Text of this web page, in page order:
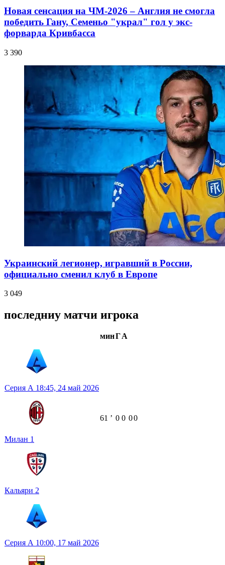
Новая сенсация на ЧМ-2026 – Англия не смогла
победить Гану, Семеньо "украл" гол у экс-
форварда Кривбасса
3 390
Украинский легионер, игравший в России,
официально сменил клуб в Европе
3 049
последниу матчи игрока
минГА
Серия А 18:45, 24 май 2026
Милан 1
Кальяри 2
61 ʼ 0 0 00
Серия А 10:00, 17 май 2026